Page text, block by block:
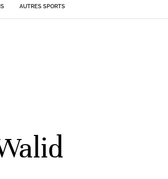
AUTRES SPORTS